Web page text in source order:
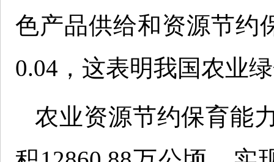
色产品供给和资源节约
0.04，这表明我国农业
农业资源节约保育能